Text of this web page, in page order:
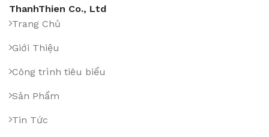
ThanhThien Co., Ltd
Trang Chủ
Giới Thiệu
Công trình tiêu biểu
Sản Phẩm
Tin Tức